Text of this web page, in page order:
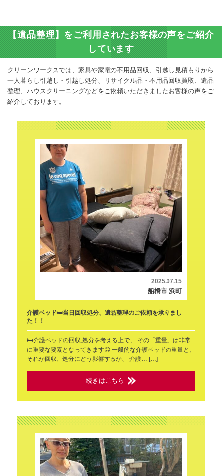
【遺品整理】をご利用されたお客様の声をご紹介
しています
クリーンワークスでは、家具や家電の不用品回収、引越し見積もりから
一人暮らし引越し・引越し処分、リサイクル品・不用品回収買取、遺品
整理、ハウスクリーニングなどをご依頼いただきましたお客様の声をご
紹介しております。
2025.07.15
船橋市 浜町
介護ベッド🛏️当日回収処分、遺品整理のご依頼を承りまし
た！！
🛏️介護ベッドの回収,処分を考える上で、 その「重量」は非常
に重要な要素となってきます😥 一般的な介護ベッドの重量と、
それが回収、処分にどう影響するか、 介護… […]
続きはこちら